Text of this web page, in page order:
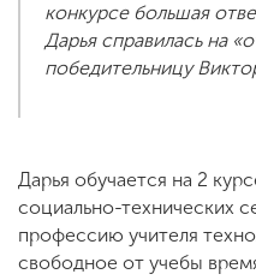
конкурсе большая
Дарья справилась на
победительницу
Дарья обучается на 2
социально-технических
профессию учителя
свободное от учебы